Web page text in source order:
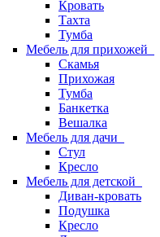
Кровать
Тахта
Тумба
Мебель для прихожей
Скамья
Прихожая
Тумба
Банкетка
Вешалка
Мебель для дачи
Стул
Кресло
Мебель для детской
Диван-кровать
Подушка
Кресло